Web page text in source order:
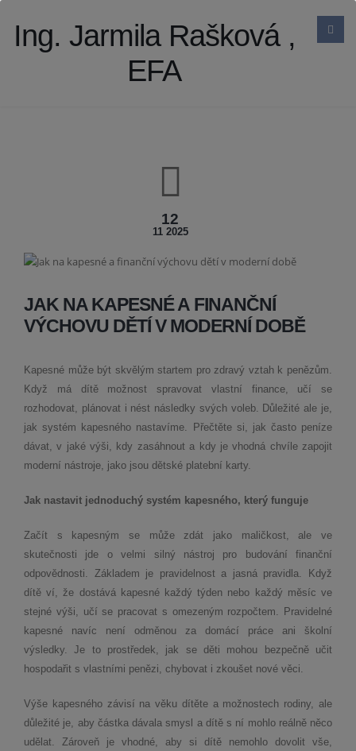
Ing. Jarmila Rašková ,
EFA
12
11 2025
JAK NA KAPESNÉ A FINANČNÍ
VÝCHOVU DĚTÍ V MODERNÍ DOBĚ
Kapesné může být skvělým startem pro zdravý vztah k penězům.
Když má dítě možnost spravovat vlastní finance, učí se
rozhodovat, plánovat i nést následky svých voleb. Důležité ale je,
jak systém kapesného nastavíme. Přečtěte si, jak často peníze
dávat, v jaké výši, kdy zasáhnout a kdy je vhodná chvíle zapojit
moderní nástroje, jako jsou dětské platební karty.
Jak nastavit jednoduchý systém kapesného, který funguje
Začít s kapesným se může zdát jako maličkost, ale ve
skutečnosti jde o velmi silný nástroj pro budování finanční
odpovědnosti. Základem je pravidelnost a jasná pravidla. Když
dítě ví, že dostává kapesné každý týden nebo každý měsíc ve
stejné výši, učí se pracovat s omezeným rozpočtem. Pravidelné
kapesné navíc není odměnou za domácí práce ani školní
výsledky. Je to prostředek, jak se děti mohou bezpečně učit
hospodařit s vlastními penězi, chybovat i zkoušet nové věci.
Výše kapesného závisí na věku dítěte a možnostech rodiny, ale
důležité je, aby částka dávala smysl a dítě s ní mohlo reálně něco
udělat. Zároveň je vhodné, aby si dítě nemohlo dovolit vše,